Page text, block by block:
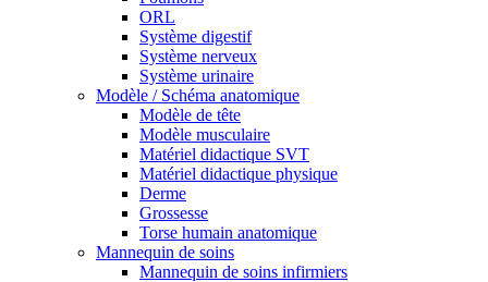
ORL
Système digestif
Système nerveux
Système urinaire
Modèle / Schéma anatomique
Modèle de tête
Modèle musculaire
Matériel didactique SVT
Matériel didactique physique
Derme
Grossesse
Torse humain anatomique
Mannequin de soins
Mannequin de soins infirmiers